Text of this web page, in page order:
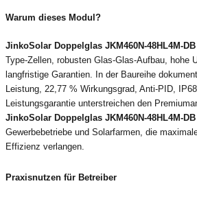
Warum dieses Modul?
JinkoSolar Doppelglas JKM460N-48HL4M-DB
Type-Zellen, robusten Glas-Glas-Aufbau, hohe
langfristige Garantien. In der Baureihe
Leistung, 22,77 % Wirkungsgrad, Anti-PID,
Leistungsgarantie unterstreichen den
JinkoSolar Doppelglas JKM460N-48HL4M-DB
Gewerbebetriebe und Solarfarmen, die
Effizienz verlangen.
Praxisnutzen für Betreiber